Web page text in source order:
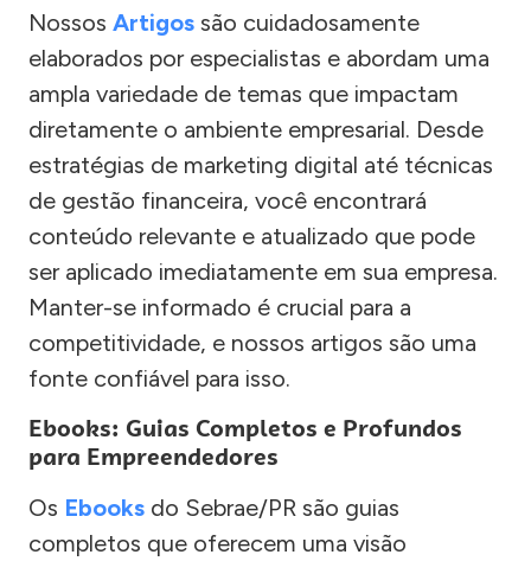
Nossos Artigos são cuidadosamente
elaborados por especialistas e abordam uma
ampla variedade de temas que impactam
diretamente o ambiente empresarial. Desde
estratégias de marketing digital até técnicas
de gestão financeira, você encontrará
conteúdo relevante e atualizado que pode
ser aplicado imediatamente em sua empresa.
Manter-se informado é crucial para a
competitividade, e nossos artigos são uma
fonte confiável para isso.
Ebooks: Guias Completos e Profundos
para Empreendedores
Os Ebooks do Sebrae/PR são guias
completos que oferecem uma visão